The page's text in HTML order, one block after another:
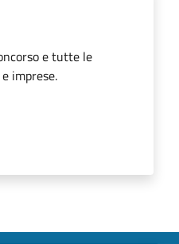
e tutte le
imprese.